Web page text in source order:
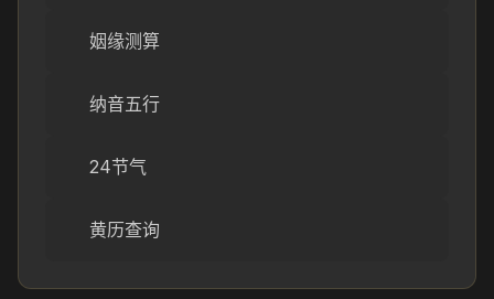
姻缘测算
纳音五行
24节气
黄历查询